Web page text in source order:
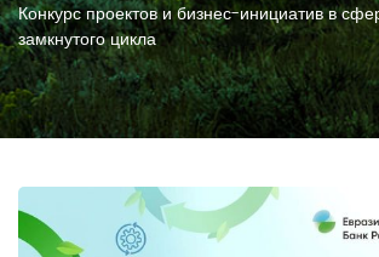
Конкурс проектов и бизнес-инициатив в
замкнутого цикла